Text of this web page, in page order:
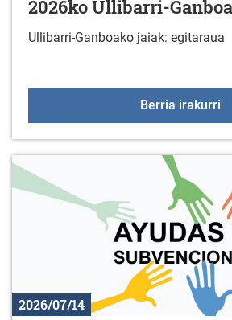
2026ko Ullibarri-
Ullibarri-Ganboako jaiak: egitaraua
Berria irakurri
2026/07/14